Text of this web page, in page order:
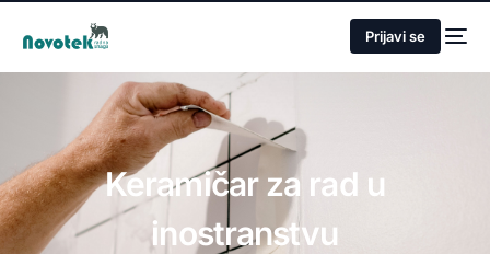
Prijavi se
Keramičar za rad u
inostranstvu